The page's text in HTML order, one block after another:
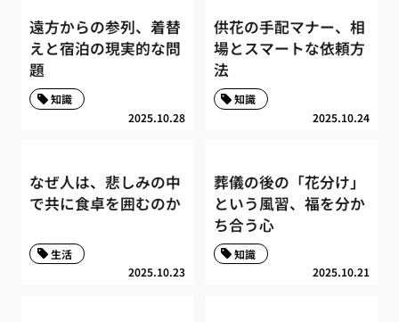
遠方からの参列、着替
えと宿泊の現実的な問
題
2025.10.28
知識
供花の手配マナー、相
場とスマートな依頼方
法
2025.10.24
知識
なぜ人は、悲しみの中
で共に食卓を囲むのか
2025.10.23
生活
葬儀の後の「花分け」
という風習、福を分か
ち合う心
2025.10.21
知識